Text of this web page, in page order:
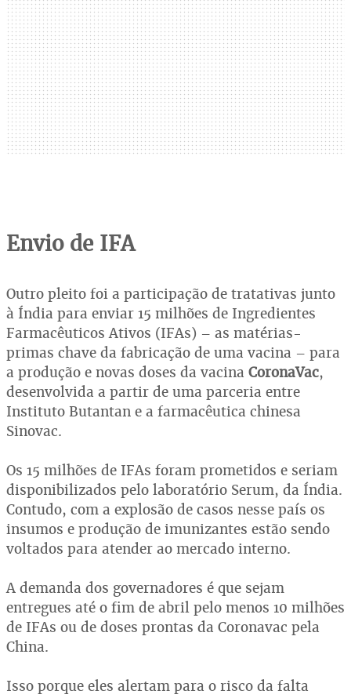
Envio de IFA
Outro pleito foi a participação de tratativas junto
à Índia para enviar 15 milhões de Ingredientes
Farmacêuticos Ativos (IFAs) – as matérias-
primas chave da fabricação de uma vacina – para
a produção e novas doses da vacina CoronaVac,
desenvolvida a partir de uma parceria entre
Instituto Butantan e a farmacêutica chinesa
Sinovac.
Os 15 milhões de IFAs foram prometidos e seriam
disponibilizados pelo laboratório Serum, da Índia.
Contudo, com a explosão de casos nesse país os
insumos e produção de imunizantes estão sendo
voltados para atender ao mercado interno.
A demanda dos governadores é que sejam
entregues até o fim de abril pelo menos 10 milhões
de IFAs ou de doses prontas da Coronavac pela
China.
Isso porque eles alertam para o risco da falta